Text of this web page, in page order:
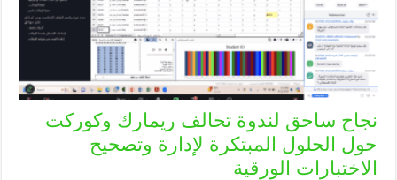
نجاح ساحق لندوة تحالف ريمارك وكوركت
حول الحلول المبتكرة لإدارة وتصحيح
الاختبارات الورقية